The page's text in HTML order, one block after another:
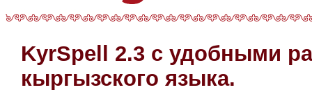
KyrSpell 2.3 c удобными
кыргызского языка.